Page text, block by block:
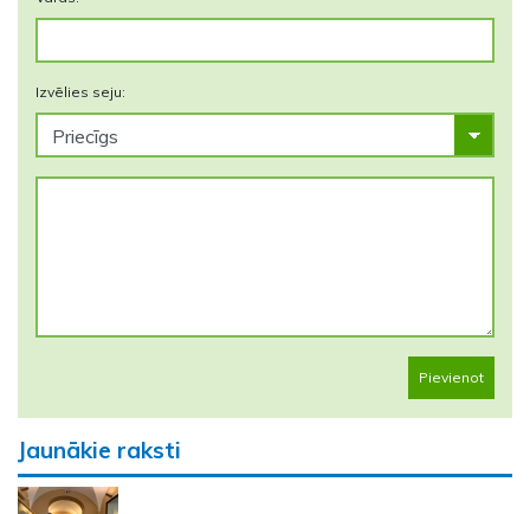
Izvēlies seju:
Pievienot
Jaunākie raksti